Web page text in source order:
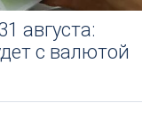
августа:
с валютой